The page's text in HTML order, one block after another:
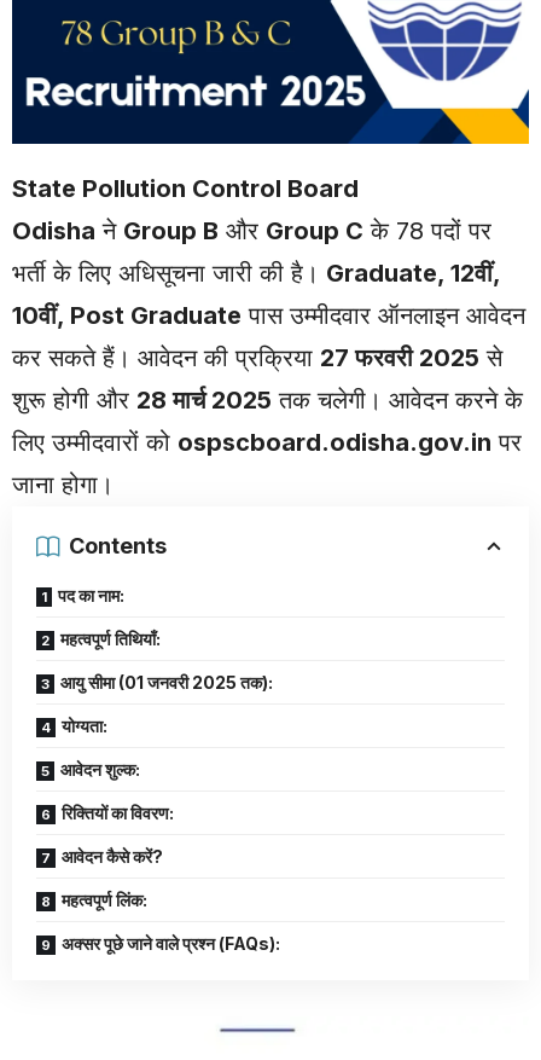
State Pollution Control Board
Odisha ने Group B और Group C के 78 पदों पर
भर्ती के लिए अधिसूचना जारी की है। Graduate, 12वीं,
10वीं, Post Graduate पास उम्मीदवार ऑनलाइन आवेदन
कर सकते हैं। आवेदन की प्रक्रिया 27 फरवरी 2025 से
शुरू होगी और 28 मार्च 2025 तक चलेगी। आवेदन करने के
लिए उम्मीदवारों को ospscboard.odisha.gov.in पर
जाना होगा।
Contents
पद का नाम:
महत्वपूर्ण तिथियाँ:
आयु सीमा (01 जनवरी 2025 तक):
योग्यता:
आवेदन शुल्क:
रिक्तियों का विवरण:
आवेदन कैसे करें?
महत्वपूर्ण लिंक:
अक्सर पूछे जाने वाले प्रश्न (FAQs):